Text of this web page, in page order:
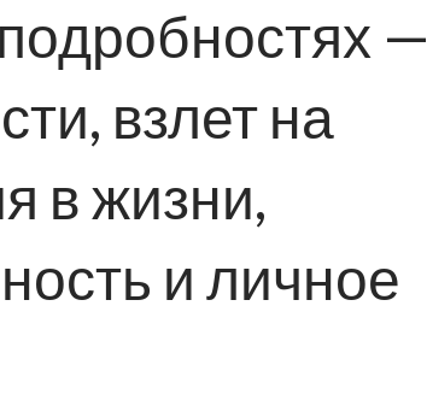
—
взлет на
в жизни,
и личное